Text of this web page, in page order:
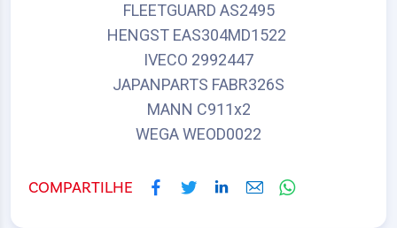
FLEETGUARD AS2495
HENGST EAS304MD1522
IVECO 2992447
JAPANPARTS FABR326S
MANN C911x2
WEGA WEOD0022
COMPARTILHE